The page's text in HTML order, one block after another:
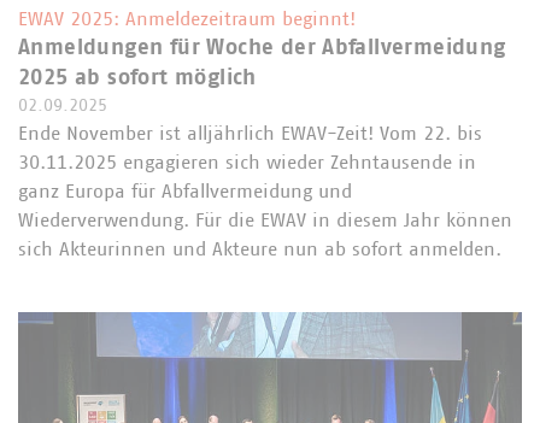
EWAV 2025: Anmeldezeitraum beginnt!
Anmeldungen für Woche der Abfallvermeidung
2025 ab sofort möglich
02.09.2025
Ende November ist alljährlich EWAV-Zeit! Vom 22. bis
30.11.2025 engagieren sich wieder Zehntausende in
ganz Europa für Abfallvermeidung und
Wiederverwendung. Für die EWAV in diesem Jahr können
sich Akteurinnen und Akteure nun ab sofort anmelden.